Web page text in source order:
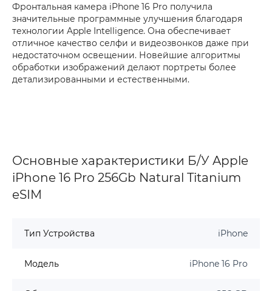
Фронтальная камера iPhone 16 Pro получила
значительные программные улучшения благодаря
технологии Apple Intelligence. Она обеспечивает
отличное качество селфи и видеозвонков даже при
недостаточном освещении. Новейшие алгоритмы
обработки изображений делают портреты более
детализированными и естественными.
Основные характеристики Б/У Apple
iPhone 16 Pro 256Gb Natural Titanium
eSIM
Тип Устройства iPhone
Модель iPhone 16 Pro